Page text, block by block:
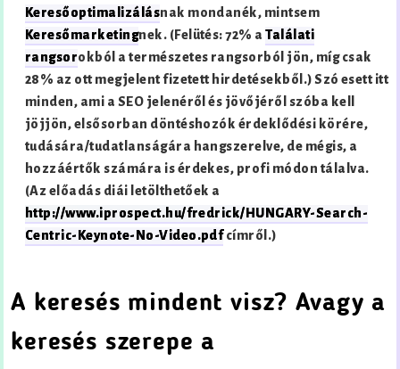
Keresőoptimalizálásnak mondanék, mintsem
Keresőmarketingnek. (Felütés: 72% aTalálati
rangsorokból a természetes rangsorból jön, míg csak
28% az ott megjelent fizetett hirdetésekből.) Szó esett itt
minden, ami a SEO jelenéről és jövőjéről szóba kell
jöjjön, elsősorban döntéshozók érdeklődési körére,
tudására/tudatlanságára hangszerelve, de mégis, a
hozzáértők számára is érdekes, profi módon tálalva.
(Az előadás diái letölthetőek a
http://www.iprospect.hu/fredrick/HUNGARY-Search-
Centric-Keynote-No-Video.pdfcímről.)
A keresés mindent visz? Avagy a
keresés szerepe a